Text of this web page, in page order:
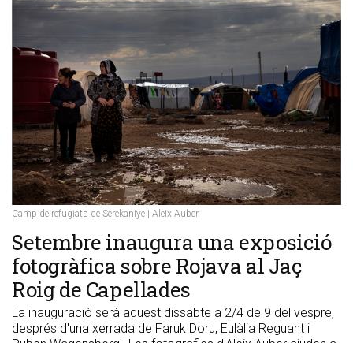
Camp de refugiats de Serekaniye | Aleix Auber
Setembre inaugura una exposició
fotogràfica sobre Rojava al Jaç
Roig de Capellades
La inauguració serà aquest dissabte a 2/4 de 9 del vespre,
després d'una xerrada de Faruk Doru, Eulàlia Reguant i